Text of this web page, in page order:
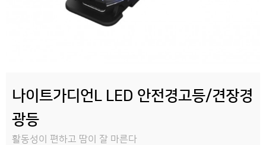
나이트가디언L LED 안전경고등/견장경
광등
활동성이 편하고 땀이 잘 마른다